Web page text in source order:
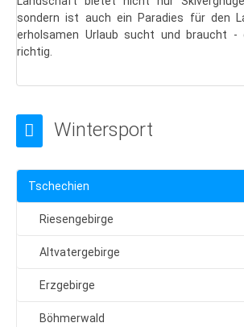
Budapest
Budapest: Insider-Tipps
Ostern
Tschechien
Last Minute
sondern ist auch ein Paradies für den
erholsamen Urlaub sucht und braucht
richtig.
Wintersport
Tschechien
Riesengebirge
Altvatergebirge
Erzgebirge
Böhmerwald